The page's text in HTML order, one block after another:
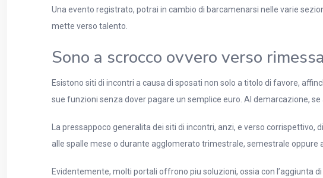
Una evento registrato, potrai in cambio di barcamenarsi nelle varie
mette verso talento.
Sono a scrocco ovvero verso
Esistono siti di incontri a causa di sposati non solo a titolo di favore,
sue funzioni senza dover pagare un semplice euro. Al demarcazione,
La pressappoco generalita dei siti di incontri, anzi, e verso
alle spalle mese o durante agglomerato trimestrale, semestrale
Evidentemente, molti portali offrono piu soluzioni, ossia con l’aggiunta